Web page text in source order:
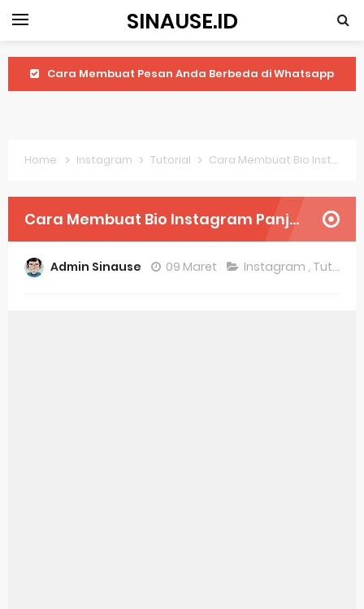
SINAUSE.ID
Cara Membuat Pesan Anda Berbeda di Whatsapp
Harga Laptop Acer Windows 10
Keytweak Windows 10
Home Instagram Tutorial Cara Membuat Bio Instagram Panjang
Cara Membuat Bio Instagram Panjang
Admin Sinause 09 Maret Instagram , Tutorial